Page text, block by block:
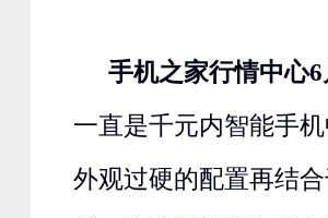
手机之家行情中心
一直是千元内智能手
外观过硬的配置再结